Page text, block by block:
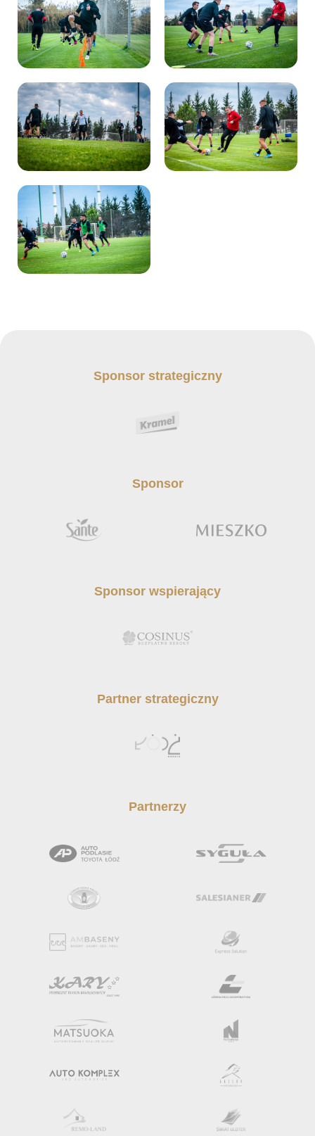
Sponsor strategiczny
Sponsor
Sponsor wspierający
Partner strategiczny
Partnerzy